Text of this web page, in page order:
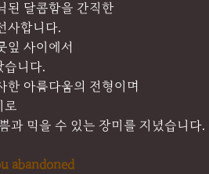
된 달콤함을 간직한
사합니다.
잎 사이에서
니다.
한 아름다움의 전형이며
로
과 먹을 수 있는 장미를 지녔습니다.
abandoned